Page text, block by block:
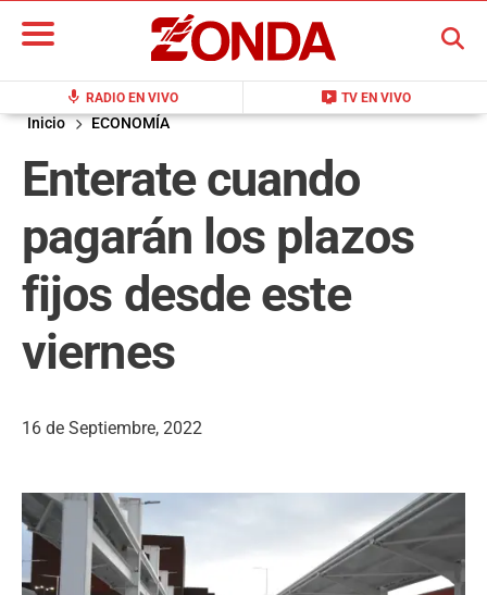
mic RADIO EN VIVO live_tv TV EN VIVO
BUSCAR
Inicio ECONOMÍA
Enterate cuando
pagarán los plazos
fijos desde este
viernes
16 de Septiembre, 2022